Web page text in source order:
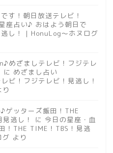
す！朝日放送テレビ！
座占い♪ おはよう朝日で
し！ | HonuLog～ホヌログ
めざましテレビ！フジテレ
に めざまし占い
ビ！フジテレビ！見逃し！
り
ゲッターズ飯田！THE
逃し！
に 今日の星座・血
！THE TIME！TBS！見逃
グ より